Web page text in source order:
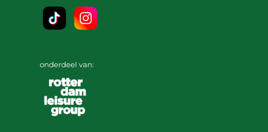
onderdeel van: